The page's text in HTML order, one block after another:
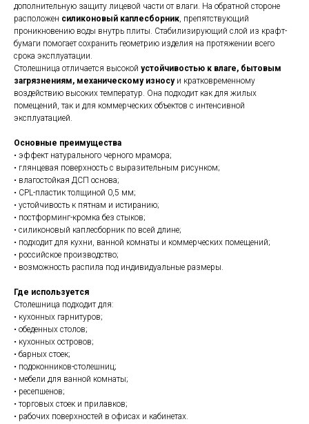
дополнительную защиту лицевой части от влаги. На обратной стороне
расположен силиконовый каплесборник, препятствующий
проникновению воды внутрь плиты. Стабилизирующий слой из крафт-
бумаги помогает сохранить геометрию изделия на протяжении всего
срока эксплуатации.
Столешница отличается высокой устойчивостью к влаге, бытовым
загрязнениям, механическому износу и кратковременному
воздействию высоких температур. Она подходит как для жилых
помещений, так и для коммерческих объектов с интенсивной
эксплуатацией.
Основные преимущества
• эффект натурального черного мрамора;
• глянцевая поверхность с выразительным рисунком;
• влагостойкая ДСП основа;
• CPL-пластик толщиной 0,5 мм;
• устойчивость к пятнам и истиранию;
• постформинг-кромка без стыков;
• силиконовый каплесборник по всей длине;
• подходит для кухни, ванной комнаты и коммерческих помещений;
• российское производство;
• возможность распила под индивидуальные размеры.
Где используется
Столешница подходит для:
• кухонных гарнитуров;
• обеденных столов;
• кухонных островов;
• барных стоек;
• подоконников-столешниц;
• мебели для ванной комнаты;
• ресепшенов;
• торговых стоек и прилавков;
• рабочих поверхностей в офисах и кабинетах.